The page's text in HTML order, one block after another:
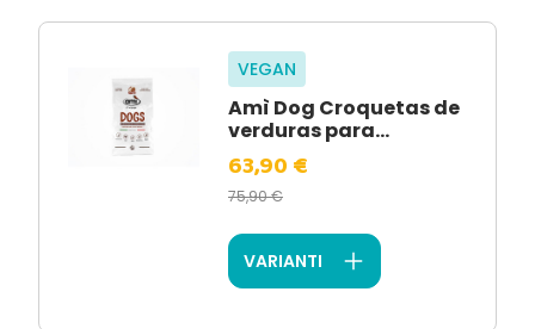
VEGAN
Amì Dog Croquetas de
verduras para...
63,90 €
75,90 €
VARIANTI